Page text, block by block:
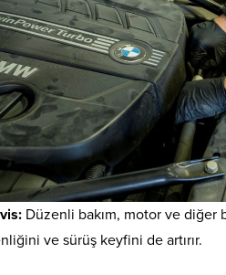
: Düzenli bakım, motor ve diğer
ve sürüş keyfini de artırır.